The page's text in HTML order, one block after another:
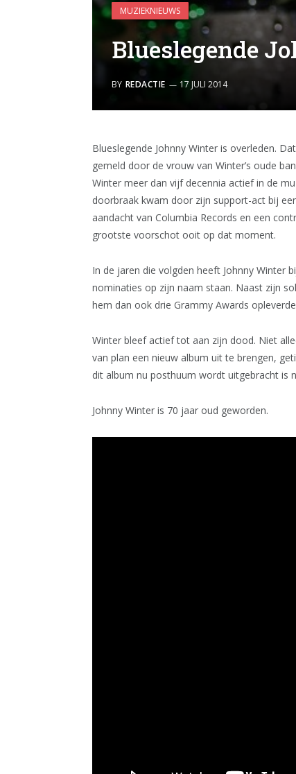
MUZIEKNIEUWS
Blueslegende
BY REDACTIE 17 JULI 2014
Blueslegende Johnny Winter is overleden.
gemeld door de vrouw van Winter’s oude
Winter meer dan vijf decennia actief in de
doorbraak kwam door zijn support-act bij
aandacht van Columbia Records en een
grootste voorschot ooit op dat moment.
In de jaren die volgden heeft Johnny Winter
nominaties op zijn naam staan. Naast zijn
hem dan ook drie Grammy Awards
Winter bleef actief tot aan zijn dood. Niet
van plan een ​​nieuw album uit te brengen,
dit album nu posthuum wordt uitgebracht is
Johnny Winter is 70 jaar oud geworden.